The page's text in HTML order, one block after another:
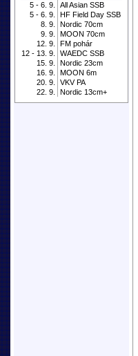
5 - 6. 9.
All Asian SSB
5 - 6. 9.
HF Field Day SSB
8. 9.
Nordic 70cm
9. 9.
MOON 70cm
12. 9.
FM pohár
12 - 13. 9.
WAEDC SSB
15. 9.
Nordic 23cm
16. 9.
MOON 6m
20. 9.
VKV PA
22. 9.
Nordic 13cm+